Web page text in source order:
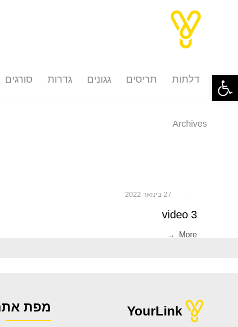
פתח סרגל נגישותדלתות תריסים גגונים גדרות סורגים
Archives
27 בינואר 2022
video 3
More →
YourLink מפת